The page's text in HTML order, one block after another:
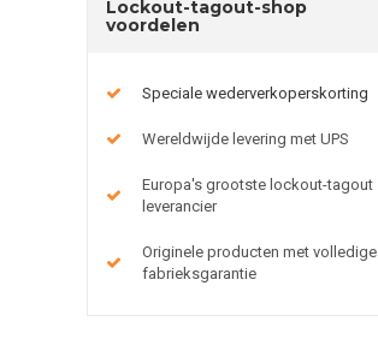
Lockout-tagout-shop
voordelen
Speciale wederverkoperskorting
Wereldwijde levering met UPS
Europa's grootste lockout-tagout
leverancier
Originele producten met volledige
fabrieksgarantie